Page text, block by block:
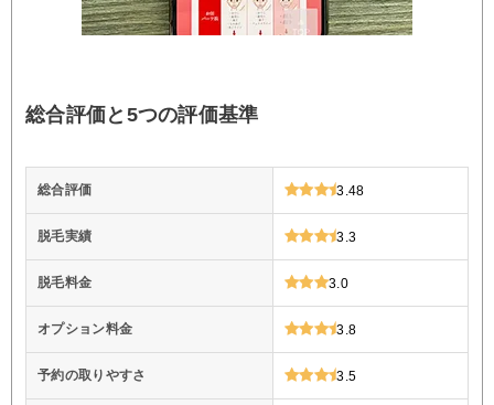
総合評価と5つの評価基準
総合評価 3.48
脱毛実績 3.3
脱毛料金 3.0
オプション料金 3.8
予約の取りやすさ 3.5